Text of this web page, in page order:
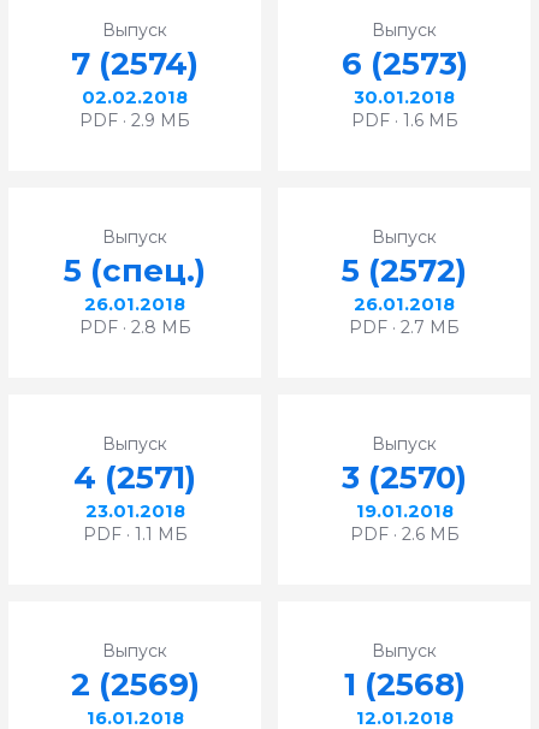
Выпуск
7 (2574)
02.02.2018
PDF · 2.9 МБ
Выпуск
6 (2573)
30.01.2018
PDF · 1.6 МБ
Выпуск
5 (спец.)
26.01.2018
PDF · 2.8 МБ
Выпуск
5 (2572)
26.01.2018
PDF · 2.7 МБ
Выпуск
4 (2571)
23.01.2018
PDF · 1.1 МБ
Выпуск
3 (2570)
19.01.2018
PDF · 2.6 МБ
Выпуск
2 (2569)
16.01.2018
Выпуск
1 (2568)
12.01.2018